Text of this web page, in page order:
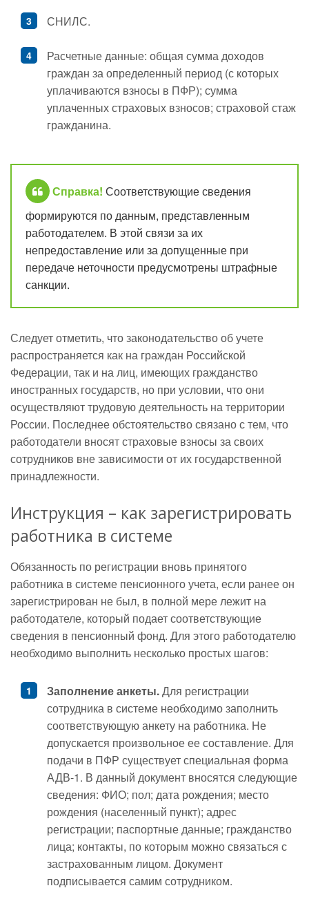
СНИЛС.
Расчетные данные: общая сумма доходов
граждан за определенный период (с которых
уплачиваются взносы в ПФР); сумма
уплаченных страховых взносов; страховой стаж
гражданина.
Справка! Соответствующие сведения
формируются по данным, представленным
работодателем. В этой связи за их
непредоставление или за допущенные при
передаче неточности предусмотрены штрафные
санкции.
Следует отметить, что законодательство об учете
распространяется как на граждан Российской
Федерации, так и на лиц, имеющих гражданство
иностранных государств, но при условии, что они
осуществляют трудовую деятельность на территории
России. Последнее обстоятельство связано с тем, что
работодатели вносят страховые взносы за своих
сотрудников вне зависимости от их государственной
принадлежности.
Инструкция – как зарегистрировать
работника в системе
Обязанность по регистрации вновь принятого
работника в системе пенсионного учета, если ранее он
зарегистрирован не был, в полной мере лежит на
работодателе, который подает соответствующие
сведения в пенсионный фонд. Для этого работодателю
необходимо выполнить несколько простых шагов:
Заполнение анкеты.Для регистрации
сотрудника в системе необходимо заполнить
соответствующую анкету на работника. Не
допускается произвольное ее составление. Для
подачи в ПФР существует специальная форма
АДВ-1. В данный документ вносятся следующие
сведения: ФИО; пол; дата рождения; место
рождения (населенный пункт); адрес
регистрации; паспортные данные; гражданство
лица; контакты, по которым можно связаться с
застрахованным лицом. Документ
подписывается самим сотрудником.